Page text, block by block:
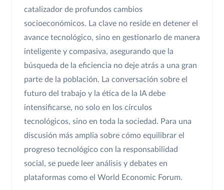
catalizador de profundos cambios
socioeconómicos. La clave no reside en detener el
avance tecnológico, sino en gestionarlo de manera
inteligente y compasiva, asegurando que la
búsqueda de la eficiencia no deje atrás a una gran
parte de la población. La conversación sobre el
futuro del trabajo y la ética de la IA debe
intensificarse, no solo en los círculos
tecnológicos, sino en toda la sociedad. Para una
discusión más amplia sobre cómo equilibrar el
progreso tecnológico con la responsabilidad
social, se puede leer análisis y debates en
plataformas como el World Economic Forum.